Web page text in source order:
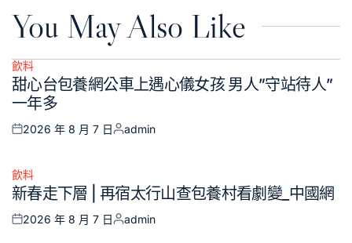
You May Also Like
Posted
in
飲料
甜心台包養網公車上遇心儀女孩 男人”守站待人”
一年多
Posted
2026 年 8 月 7 日
Posted
admin
Posted
in
飲料
新春走下層 | 再宿太行山查包養村看劇變_中國網
Posted
2026 年 8 月 7 日
Posted
admin